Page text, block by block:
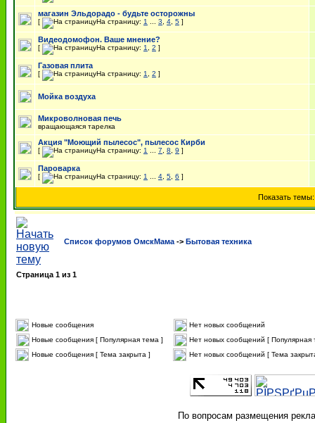
магазин Эльдорадо - будьте осторожны
[ На страницу: 1 3 4 5 ]
Видеодомофон. Ваше мнение?
[ На страницу: 1 2 ]
Газовая плита
[ На страницу: 1 2 ]
Мойка воздуха
Микроволновая печь
вращающаяся тарелка
Акция "Моющий пылесос", пылесос Кирби
[ На страницу: 1 7 8 9 ]
Пароварка
[ На страницу: 1 4 5 6 ]
Показать
Список форумов ОмскМама -> Бытовая техника
Страница 1 из 1
Новые сообщения
Нет новых сообщений
Новые сообщения [ Популярная тема ]
Нет новых сообщений [ Популярная
Новые сообщения [ Тема закрыта ]
Нет новых сообщений [ Тема
По вопросам размещения